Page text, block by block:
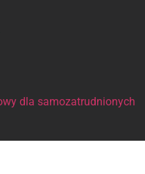
dla samozatrudnionych